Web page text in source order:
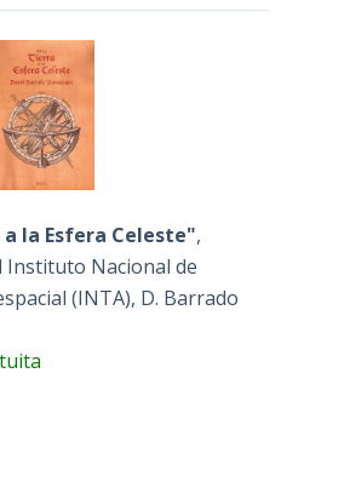
la Esfera Celeste",
Instituto Nacional de
(INTA), D. Barrado